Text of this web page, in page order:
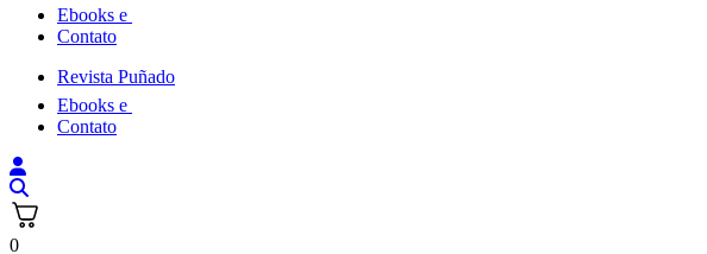
Ebooks e
Contato
Revista Puñado
Ebooks e
Contato
0